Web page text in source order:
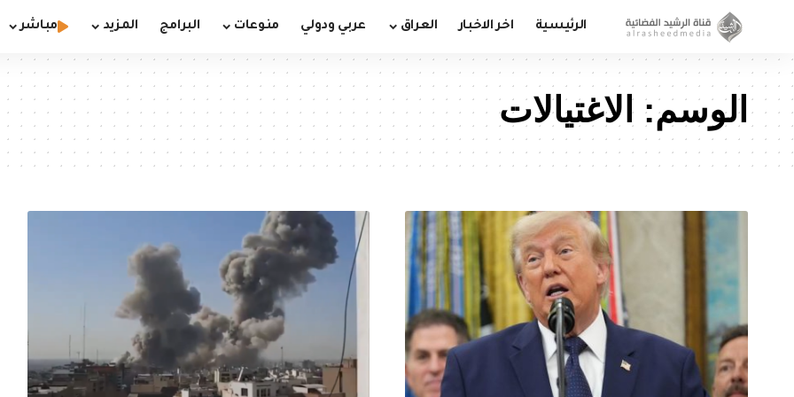
الرئيسية اخر الاخبار العراق عربي ودولي منوعات البرامج المزيد مباشر
الوسم: الاغتيالات